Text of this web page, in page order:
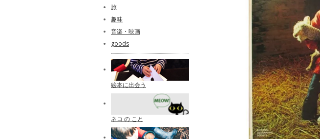
旅
趣味
音楽・映画
goods
絵本に出会う
ネコ の こと